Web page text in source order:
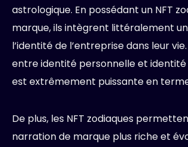
astrologique. En possédant un NFT
marque, ils intègrent littéralement
l’identité de l’entreprise dans leur
entre identité personnelle et
est extrêmement puissante en
De plus, les NFT zodiaques
narration de marque plus riche et